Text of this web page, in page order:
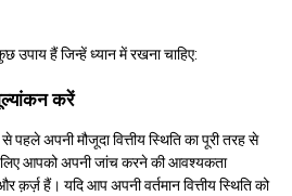
हैं जिन्हें ध्यान में रखना चाहिए:
करें
अपनी मौजूदा वित्तीय स्थिति का पूरी तरह से
आपको अपनी जांच करने की आवश्यकता
हैं। यदि आप अपनी वर्तमान वित्तीय स्थिति को